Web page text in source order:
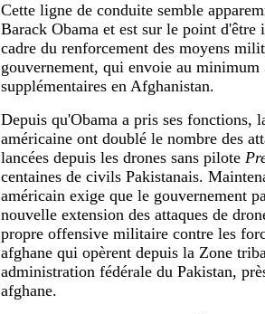
Cette ligne de conduite semble
Barack Obama et est sur le point d'être
cadre du renforcement des moyens
gouvernement, qui envoie au minimum
supplémentaires en Afghanistan.
Depuis qu'Obama a pris ses fonctions,
américaine ont doublé le nombre des
lancées depuis les drones sans pilote
centaines de civils Pakistanais.
américain exige que le gouvernement
nouvelle extension des attaques de
propre offensive militaire contre les
afghane qui opèrent depuis la Zone
administration fédérale du Pakistan,
afghane.